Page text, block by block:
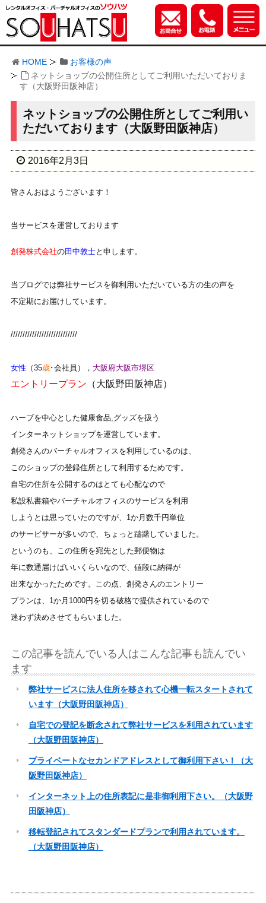
HOME
お客様の声
ネットショップの公開住所としてご利用いただいておりま
す（大阪野田阪神店）
ネットショップの公開住所としてご利用い
ただいております（大阪野田阪神店）
2016年2月3日
皆さんおはようございます！
当サービスを運営しております
創発株式会社の田中敦士と申します。
当ブログでは弊社サービスを御利用いただいている方の生の声を
不定期にお届けしています。
////////////////////////////
女性 （35歳･会社員）， 大阪府大阪市堺区
エントリープラン （大阪野田阪神店）
ハーブを中心とした健康食品,グッズを扱う
インターネットショップを運営しています。
創発さんのバーチャルオフィスを利用しているのは、
このショップの登録住所として利用するためです。
自宅の住所を公開するのはとても心配なので
私設私書箱やバーチャルオフィスのサービスを利用
しようとは思っていたのですが、1か月数千円単位
のサービサーが多いので、ちょっと躊躇していました。
というのも、この住所を宛先とした郵便物は
年に数通届けばいいくらいなので、値段に納得が
出来なかったためです。この点、創発さんのエントリー
プランは、1か月1000円を切る破格で提供されているので
迷わず決めさせてもらいました。
この記事を読んでいる人はこんな記事も読んでい
ます
弊社サービスに法人住所を移されて心機一転スタートされて
います（大阪野田阪神店）
自宅での登記を断念されて弊社サービスを利用されています
（大阪野田阪神店）
プライベートなセカンドアドレスとして御利用下さい！（大
阪野田阪神店）
インターネット上の住所表記に是非御利用下さい。（大阪野
田阪神店）
移転登記されてスタンダードプランで利用されています。
（大阪野田阪神店）